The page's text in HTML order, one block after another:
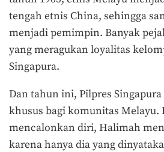
tengah etnis China, sehingga
menjadi pemimpin. Banyak
yang meragukan loyalitas
Singapura.
Dan tahun ini, Pilpres
khusus bagi komunitas Melayu.
mencalonkan diri, Halimah
karena hanya dia yang